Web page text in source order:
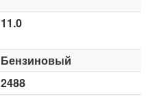
11.0
Бензиновый
2488